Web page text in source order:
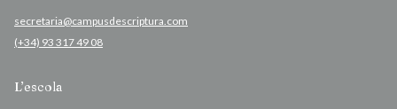
secretaria@campusdescriptura.com
(+34) 93 317 49 08
L’escola